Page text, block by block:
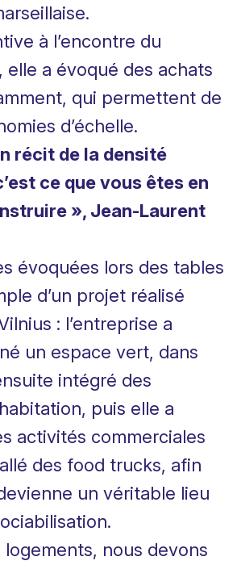
à l’encontre du
a évoqué des achats
qui permettent de
d’échelle.
récit de la densité
ce que vous êtes en
», Jean-Laurent
évoquées lors des tables
d’un projet réalisé
: l’entreprise a
un espace vert, dans
intégré des
puis elle a
activités commerciales
des food trucks, afin
un véritable lieu
logements, nous devons